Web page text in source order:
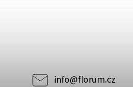
info@florum.cz